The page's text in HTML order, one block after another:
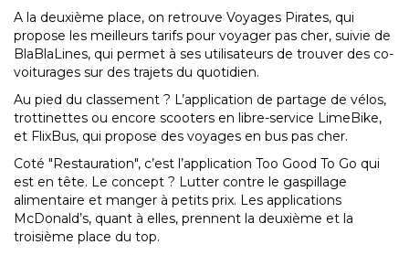
A la deuxième place, on retrouve Voyages Pirates, qui
propose les meilleurs tarifs pour voyager pas cher, suivie de
BlaBlaLines, qui permet à ses utilisateurs de trouver des co-
voiturages sur des trajets du quotidien.
Au pied du classement ? L’application de partage de vélos,
trottinettes ou encore scooters en libre-service LimeBike,
et FlixBus, qui propose des voyages en bus pas cher.
Coté "Restauration", c’est l’application Too Good To Go qui
est en tête. Le concept ? Lutter contre le gaspillage
alimentaire et manger à petits prix. Les applications
McDonald’s, quant à elles, prennent la deuxième et la
troisième place du top.